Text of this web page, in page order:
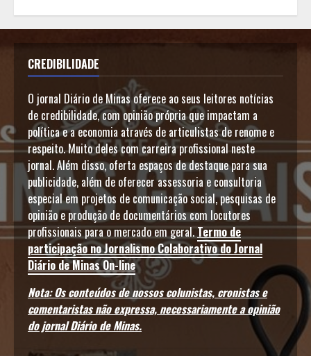
CREDIBILIDADE
O jornal Diário de Minas oferece ao seus leitores notícias
de credibilidade, com opinião própria que impactam a
política e a economia através de articulistas de renome e
respeito. Muito deles com carreira profissional neste
jornal. Além disso, oferta espaços de destaque para sua
publicidade, além de oferecer assessoria e consultoria
especial em projetos de comunicação social, pesquisas de
opinião e produção de documentários com locutores
profissionais para o mercado em geral.Termo de
participação no Jornalismo Colaborativo do Jornal
Diário de Minas On-line
Nota: Os conteúdos de nossos colunistas, cronistas e
comentaristas não expressa, necessariamente a opinião
do jornal Diário de Minas.